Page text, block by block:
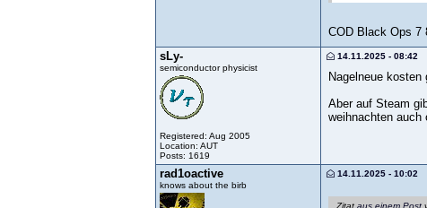
COD Black Ops 7
sLy-
semiconductor physicist
Registered: Aug 2005
Location: AUT
Posts: 1619
14.11.2025 - 08:42
Nagelneue kosten
Aber auf Steam
weihnachten auch
rad1oactive
knows about the birb
14.11.2025 - 10:02
Zitat aus einem Post